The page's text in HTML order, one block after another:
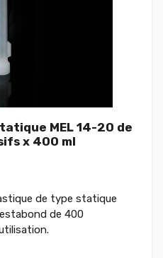
MEL 14-20 de
x 400 ml
de type statique
de 400